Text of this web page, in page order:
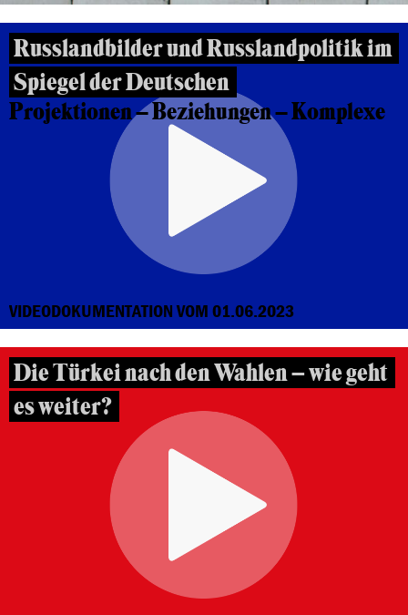
Russlandbilder und Russlandpolitik im
Spiegel der Deutschen
Projektionen – Beziehungen – Komplexe
VIDEODOKUMENTATION VOM 01.06.2023
Die Türkei nach den Wahlen – wie geht
es weiter?